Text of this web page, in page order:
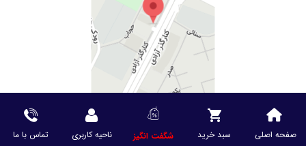
صفحه اصلی سبد خرید شگفت انگیز ناحیه کاربری تماس با ما